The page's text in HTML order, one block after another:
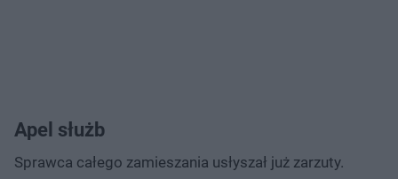
Apel służb
Sprawca całego zamieszania usłyszał już zarzuty.